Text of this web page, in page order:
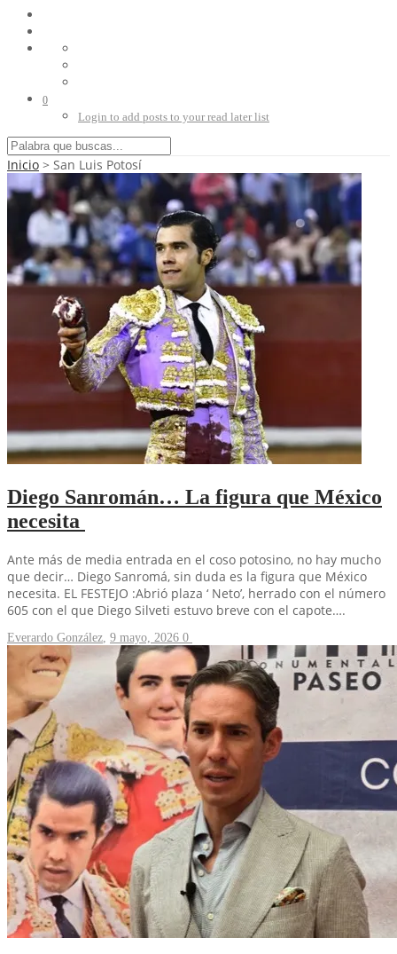
0
Login to add posts to your read later list
Inicio > San Luis Potosí
Diego Sanromán… La figura que México
necesita
Ante más de media entrada en el coso potosino, no hay mucho
que decir… Diego Sanromá, sin duda es la figura que México
necesita. EL FESTEJO :Abrió plaza ‘ Neto’, herrado con el número
605 con el que Diego Silveti estuvo breve con el capote….
Everardo González, 9 mayo, 2026 0